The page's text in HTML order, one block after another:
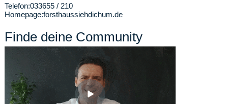
Telefon:033655 / 210
Homepage:forsthaussiehdichum.de
Finde deine Community